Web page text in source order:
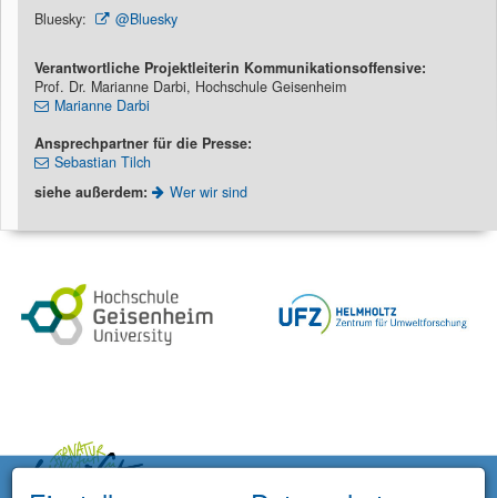
Bluesky:
@Bluesky
Verantwortliche Projektleiterin Kommunikationsoffensive:
Prof. Dr. Marianne Darbi, Hochschule Geisenheim
Marianne Darbi
Ansprechpartner für die Presse:
Sebastian Tilch
siehe außerdem:
Wer wir sind